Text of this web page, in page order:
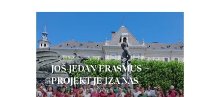
JOŠ JEDAN ERASMUS +
PROJEKT JE IZA NAS